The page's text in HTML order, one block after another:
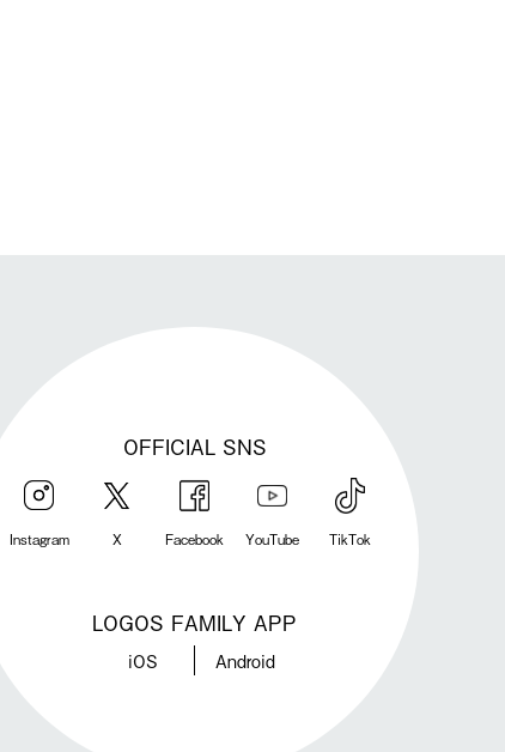
OFFICIAL SNS
Instagram X Facebook YouTube TikTok
LOGOS FAMILY APP
iOS Android